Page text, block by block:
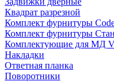
Квадрат разрезной
Комплект фурнитуры
Комплект фурнитуры
Комплектующие для МД
Накладки
Ответная планка
Поворотники